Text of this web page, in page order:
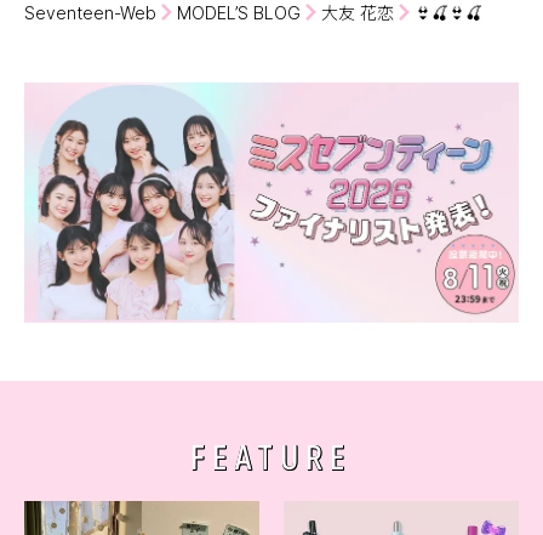
Seventeen-Web MODEL’S BLOG 大友 花恋 👙🍒👙🍒
FEATURE